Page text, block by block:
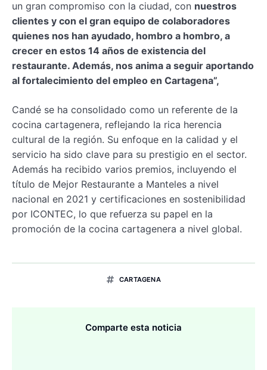
un gran compromiso con la ciudad, con nuestros
clientes y con el gran equipo de colaboradores
quienes nos han ayudado, hombro a hombro, a
crecer en estos 14 años de existencia del
restaurante. Además, nos anima a seguir aportando
al fortalecimiento del empleo en Cartagena”,
Candé se ha consolidado como un referente de la
cocina cartagenera, reflejando la rica herencia
cultural de la región. Su enfoque en la calidad y el
servicio ha sido clave para su prestigio en el sector.
Además ha recibido varios premios, incluyendo el
título de Mejor Restaurante a Manteles a nivel
nacional en 2021 y certificaciones en sostenibilidad
por ICONTEC, lo que refuerza su papel en la
promoción de la cocina cartagenera a nivel global.
CARTAGENA
Comparte esta noticia